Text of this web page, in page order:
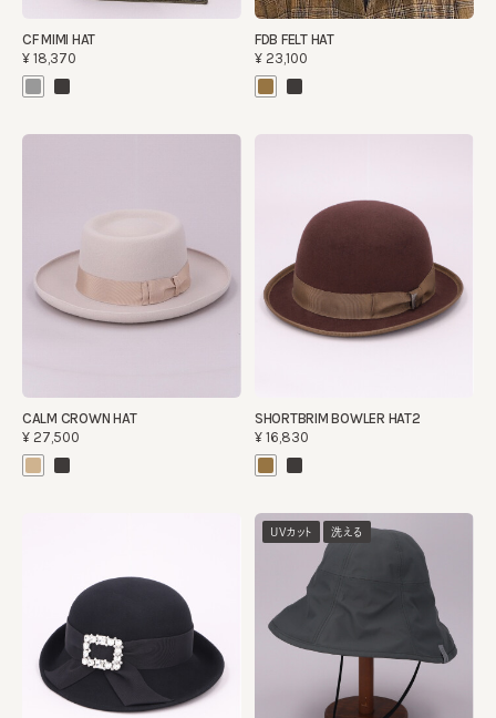
CF MIMI HAT
¥18,370
FDB FELT HAT
¥23,100
CALM CROWN HAT
¥27,500
SHORTBRIM BOWLER HAT2
¥16,830
UVカット 洗える